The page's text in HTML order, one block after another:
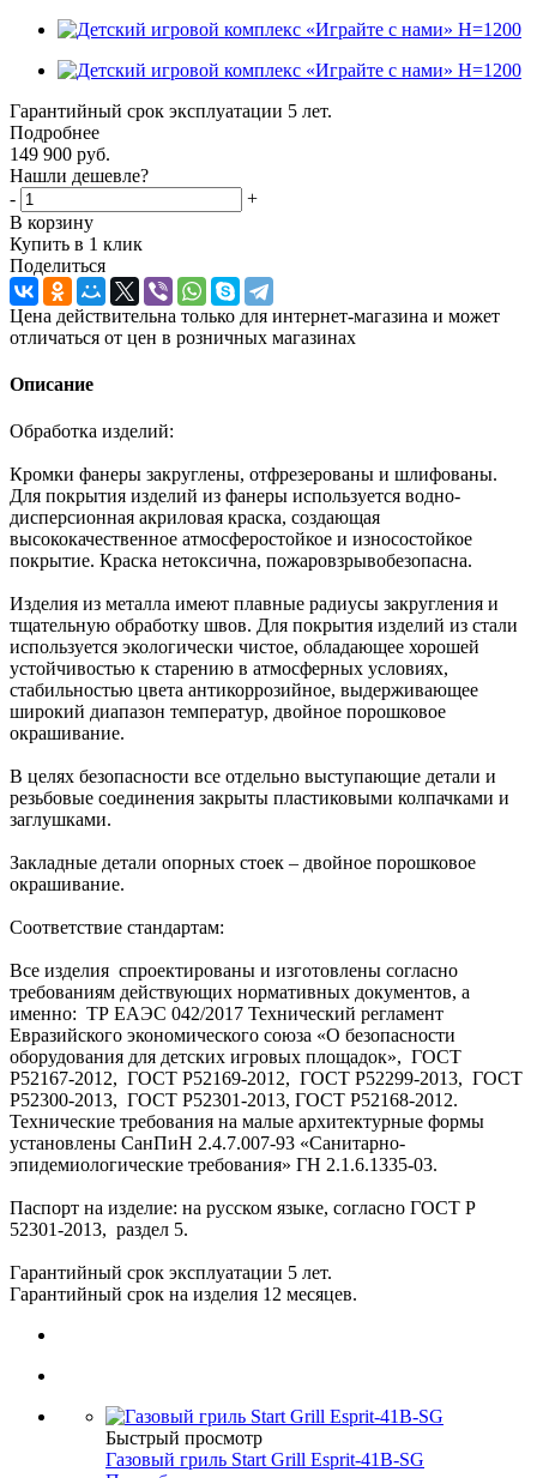
Гарантийный срок эксплуатации 5 лет.
Подробнее
149 900 руб.
Нашли дешевле?
-
+
В корзину
Купить в 1 клик
Поделиться
Цена действительна только для интернет-магазина и может
отличаться от цен в розничных магазинах
Описание
Обработка изделий:
Кромки фанеры закруглены, отфрезерованы и шлифованы.
Для покрытия изделий из фанеры используется водно-
дисперсионная акриловая краска, создающая
высококачественное атмосферостойкое и износостойкое
покрытие. Краска нетоксична, пожаровзрывобезопасна.
Изделия из металла имеют плавные радиусы закругления и
тщательную обработку швов. Для покрытия изделий из стали
используется экологически чистое, обладающее хорошей
устойчивостью к старению в атмосферных условиях,
стабильностью цвета антикоррозийное, выдерживающее
широкий диапазон температур, двойное порошковое
окрашивание.
В целях безопасности все отдельно выступающие детали и
резьбовые соединения закрыты пластиковыми колпачками и
заглушками.
Закладные детали опорных стоек – двойное порошковое
окрашивание.
Соответствие стандартам:
Все изделия спроектированы и изготовлены согласно
требованиям действующих нормативных документов, а
именно: ТР ЕАЭС 042/2017 Технический регламент
Евразийского экономического союза «О безопасности
оборудования для детских игровых площадок», ГОСТ
Р52167-2012, ГОСТ Р52169-2012, ГОСТ Р52299-2013, ГОСТ
Р52300-2013, ГОСТ Р52301-2013, ГОСТ Р52168-2012.
Технические требования на малые архитектурные формы
установлены СанПиН 2.4.7.007-93 «Санитарно-
эпидемиологические требования» ГН 2.1.6.1335-03.
Паспорт на изделие: на русском языке, согласно ГОСТ Р
52301-2013, раздел 5.
Гарантийный срок эксплуатации 5 лет.
Гарантийный срок на изделия 12 месяцев.
Быстрый просмотр
Газовый гриль Start Grill Esprit-41B-SG